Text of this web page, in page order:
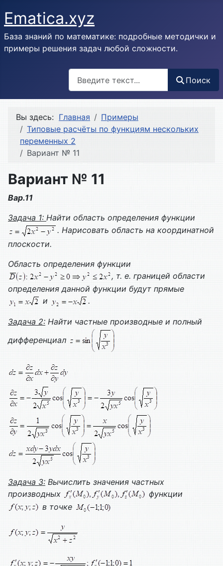
Ematica.xyz
База знаний по математике: подробные методички и
примеры решения задач любой сложности.
Поиск
Вы здесь: Главная
Примеры
Типовые расчёты по функциям нескольких
переменных 2
Вариант № 11
Вариант № 11
Вар.11
Задача 1: Найти область определения функции
. Нарисовать область на координатной
плоскости.
Область определения функции
, т. е. границей области
определения данной функции будут прямые
и
.
Задача 2: Найти частные производные и полный
дифференциал
Задача 3: Вычислить значения частных
производных
функции
в точке